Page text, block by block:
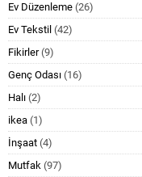
Ev Düzenleme (26)
Ev Tekstil (42)
Fikirler(9)
Genç Odası (16)
Halı (2)
ikea (1)
İnşaat (4)
Mutfak (97)